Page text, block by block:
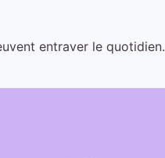
entraver le quotidien.